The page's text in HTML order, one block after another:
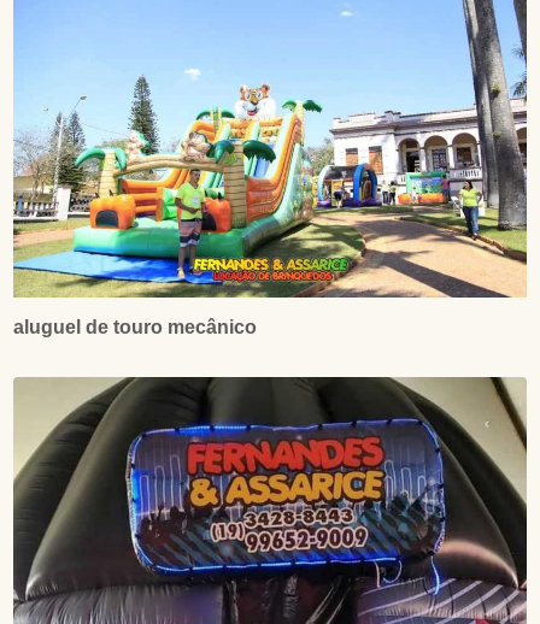
aluguel de touro mecânico